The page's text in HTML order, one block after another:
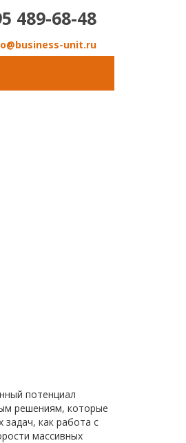
489-68-48
unit.ru
потенциал
решениям, которые
как работа с
массивных